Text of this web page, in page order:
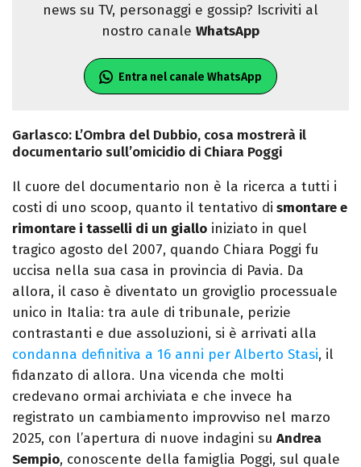
news su TV, personaggi e gossip? Iscriviti al
nostro canale WhatsApp
Entra nel canale WhatsApp
Garlasco: L’Ombra del Dubbio, cosa mostrerà il
documentario sull’omicidio di Chiara Poggi
Il cuore del documentario non è la ricerca a tutti i
costi di uno scoop, quanto il tentativo di smontare e
rimontare i tasselli di un giallo iniziato in quel
tragico agosto del 2007, quando Chiara Poggi fu
uccisa nella sua casa in provincia di Pavia. Da
allora, il caso è diventato un groviglio processuale
unico in Italia: tra aule di tribunale, perizie
contrastanti e due assoluzioni, si è arrivati alla
condanna definitiva a 16 anni per Alberto Stasi, il
fidanzato di allora. Una vicenda che molti
credevano ormai archiviata e che invece ha
registrato un cambiamento improvviso nel marzo
2025, con l’apertura di nuove indagini su Andrea
Sempio, conoscente della famiglia Poggi, sul quale